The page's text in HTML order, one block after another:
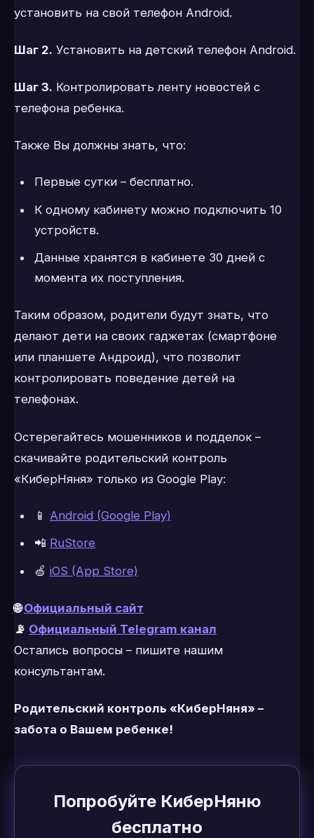
установить на свой телефон Android.
Шаг 2. Установить на детский телефон Android.
Шаг 3. Контролировать ленту новостей с
телефона ребенка.
Также Вы должны знать, что:
Первые сутки – бесплатно.
К одному кабинету можно подключить 10
устройств.
Данные хранятся в кабинете 30 дней с
момента их поступления.
Таким образом, родители будут знать, что
делают дети на своих гаджетах (смартфоне
или планшете Андроид), что позволит
контролировать поведение детей на
телефонах.
Остерегайтесь мошенников и подделок –
скачивайте родительский контроль
«КиберНяня» только из Google Play:
📱 Android (Google Play)
📲 RuStore
🍏 iOS (App Store)
🌐Официальный сайт
📡 Официальный Telegram канал
Остались вопросы – пишите нашим
консультантам.
Родительский контроль «КиберНяня» –
забота о Вашем ребенке!
Попробуйте КиберНяню
бесплатно